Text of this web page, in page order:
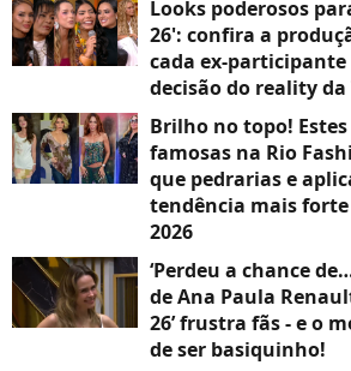
Looks poderosos
26': confira a
cada ex-
decisão do reality da
Brilho no topo!
famosas na Rio
que pedrarias e
tendência mais
2026
‘Perdeu a chance
de Ana Paula
26’ frustra fãs - e o
de ser basiquinho!